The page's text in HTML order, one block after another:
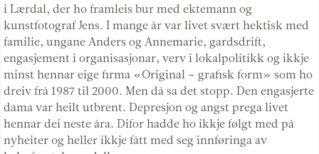
i Lærdal, der ho framleis bur med ektemann og
kunstfotograf Jens. I mange år var livet svært hektisk med
familie, ungane Anders og Annemarie, gardsdrift,
engasjement i organisasjonar, verv i lokalpolitikk og ikkje
minst hennar eige firma «Original – grafisk form» som ho
dreiv frå 1987 til 2000. Men då sa det stopp. Den engasjerte
dama var heilt utbrent. Depresjon og angst prega livet
hennar dei neste åra. Difor hadde ho ikkje følgt med på
nyheiter og heller ikkje fått med seg innføringa av